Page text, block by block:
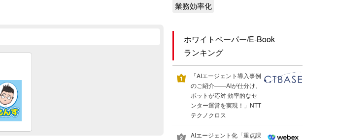
業務効率化
ホワイトペーパー/E-Book
ランキング
「AIエージェント導入事例
のご紹介――AIが仕分け、
ボットが応対 効率的なセ
ンター運営を実現！」NTT
テクノクロス
AIエージェント化「重点課